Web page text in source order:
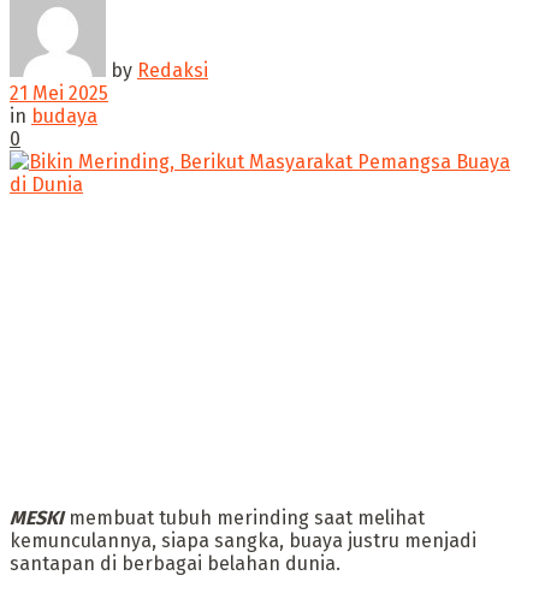
by Redaksi
21 Mei 2025
in budaya
0
MESKImembuat tubuh merinding saat melihat
kemunculannya, siapa sangka, buaya justru menjadi
santapan di berbagai belahan dunia.